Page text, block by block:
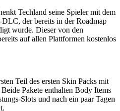
Techland seine Spieler mit dem
DLC, der bereits in der Roadmap
wurde. Dieser von den
auf allen Plattformen kostenlos
Teil des ersten Skin Packs mit
Pakete enthalten Body Items
Slots und nach ein paar Tagen